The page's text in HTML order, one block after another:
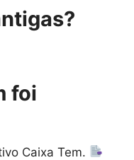
foi
Caixa Tem.